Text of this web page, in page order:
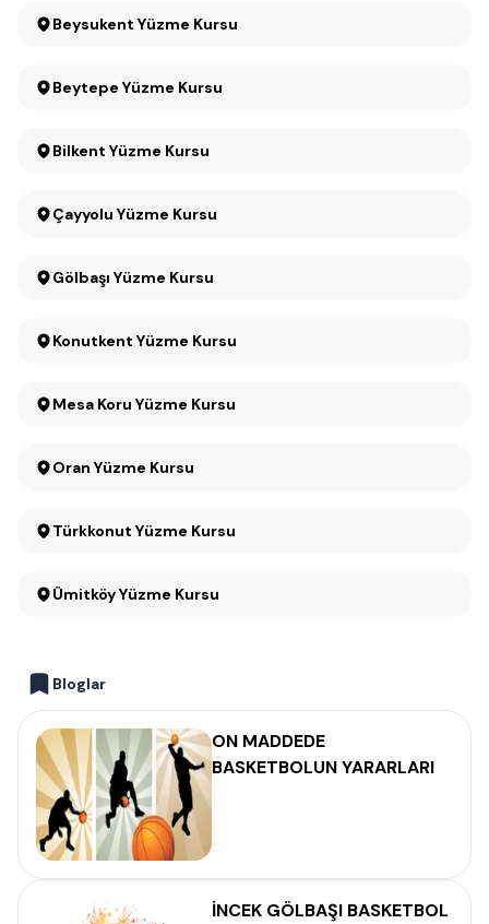
Beysukent Yüzme Kursu
Beytepe Yüzme Kursu
Bilkent Yüzme Kursu
Çayyolu Yüzme Kursu
Gölbaşı Yüzme Kursu
Konutkent Yüzme Kursu
Mesa Koru Yüzme Kursu
Oran Yüzme Kursu
Türkkonut Yüzme Kursu
Ümitköy Yüzme Kursu
Bloglar
ON MADDEDE
BASKETBOLUN YARARLARI
İNCEK GÖLBAŞI BASKETBOL